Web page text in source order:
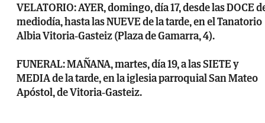
VELATORIO: AYER, domingo, día 17, desde las DOCE
mediodía, hasta las NUEVE de la tarde, en el Tanatorio
Albia Vitoria-Gasteiz (Plaza de Gamarra, 4).
FUNERAL: MAÑANA, martes, día 19, a las SIETE y
MEDIA de la tarde, en la iglesia parroquial San Mateo
Apóstol, de Vitoria-Gasteiz.